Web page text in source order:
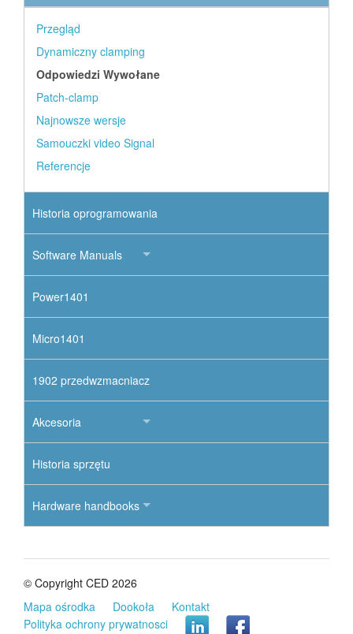
Przegląd
Dynamiczny clamping
Odpowiedzi Wywołane
Patch-clamp
Najnowsze wersje
Samouczki video Signal
Referencje
Historia oprogramowania
Software Manuals
Power1401
Micro1401
1902 przedwzmacniacz
Akcesoria
Historia sprzętu
Hardware handbooks
© Copyright CED 2026
Mapa ośrodka
Dookoła
Kontakt
Polityka ochrony prywatnosci